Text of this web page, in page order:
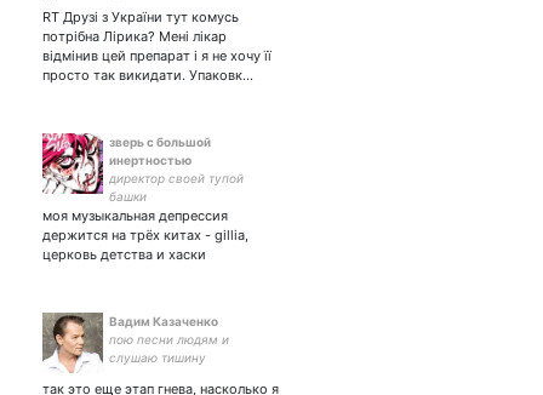
47B, завжди 20-ть! Дуже
асоціальна особистість яка
любить 2D. Суцільний
крінж.
RT Друзі з України тут комусь
потрібна Лірика? Мені лікар
відмінив цей препарат і я не хочу її
просто так викидати. Упаковк…
зверь с большой
инертностью
директор своей тупой
башки
моя музыкальная депрессия
держится на трёх китах - gillia,
церковь детства и хаски
Вадим Казаченко
пою песни людям и
слушаю тишину
так это еще этап гнева, насколько я